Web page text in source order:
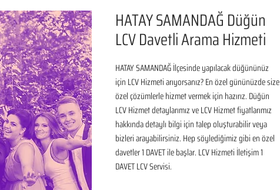
HATAY SAMANDAĞ Düğün
LCV Davetli Arama Hizmeti
HATAY SAMANDAĞ İlçesinde yapılacak düğününüz
için LCV Hizmeti arıyorsanız? En özel gününüzde size
özel çözümlerle hizmet vermek için hazırız. Düğün
LCV Hizmet detaylarımız ve LCV Hizmet fiyatlarımız
hakkında detaylı bilgi için talep oluşturabilir veya
bizleri arayabilirsiniz. Hep söylediğimiz gibi en özel
davetler 1 DAVET ile başlar. LCV Hizmeti İletişim 1
DAVET LCV Servisi.